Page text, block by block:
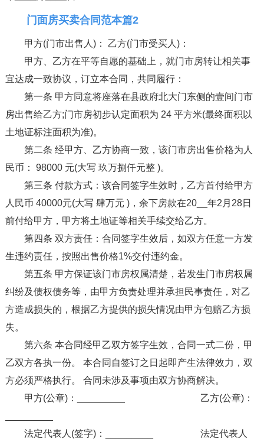
门面房买卖合同范本篇2
甲方(门市出售人)： 乙方(门市受买人)：
甲方、乙方在平等自愿的基础上，就门市房转让相关事
宜达成一致协议，订立本合同，共同履行：
第一条 甲方同意将座落在县政府北大门东侧的壹间门市
房出售给乙方;门市房初步认定面积为 24 平方米(最终面积以
土地证标注面积为准)。
第二条 经甲方、乙方协商一致，该门市房出售价格为人
民币： 98000 元(大写 玖万捌仟元整 )。
第三条 付款方式：该合同签字生效时，乙方首付给甲方
人民币 40000元(大写 肆万元 )，余下房款在20__年2月28日
前付给甲方，甲方将土地证等相关手续交给乙方。
第四条 双方责任：合同签字生效后，如双方任意一方发
生违约责任，按照出售价格1%交付违约金。
第五条 甲方保证该门市房权属清楚，若发生门市房权属
纠纷及债权债务等，由甲方负责处理并承担民事责任，对乙
方造成损失的，根据乙方提供的损失情况由甲方包赔乙方损
失。
第六条 本合同经甲乙双方签字生效，合同一式二份，甲
乙双方各执一份。 本合同自签订之日起即产生法律效力，双
方必须严格执行。 合同未涉及事项由双方协商解决。
甲方(公章)：_________ 乙方(公章)：
法定代表人(签字)：_________ 法定代表人